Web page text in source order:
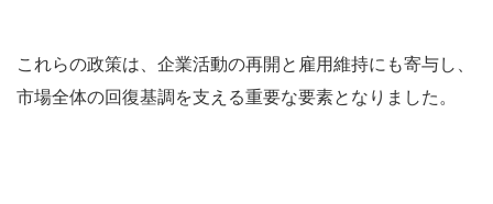
これらの政策は、企業活動の再開と雇用維持にも寄与し、
市場全体の回復基調を支える重要な要素となりました。